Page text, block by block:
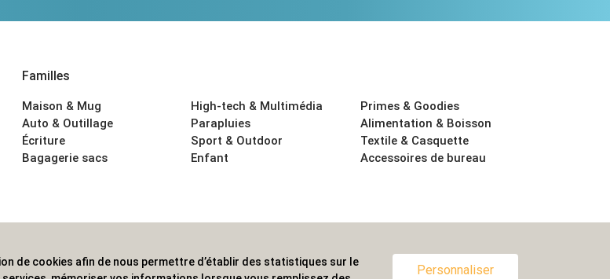
Familles
Maison & Mug
Auto & Outillage
Écriture
Bagagerie sacs
High-tech & Multimédia
Parapluies
Sport & Outdoor
Enfant
Primes & Goodies
Alimentation & Boisson
Textile & Casquette
Accessoires de bureau
Une implantation nationale, une couverture internationale.
de cookies afin de nous permettre d’établir des statistiques sur le
Personnaliser